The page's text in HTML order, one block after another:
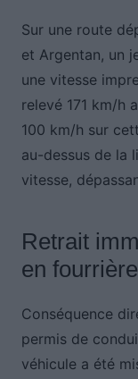
Sur une route
et Argentan, un
une vitesse
relevé 171 km/h
100 km/h sur
au-dessus de la
vitesse,
Retrait
en fourrière
Conséquence
permis de
véhicule a été